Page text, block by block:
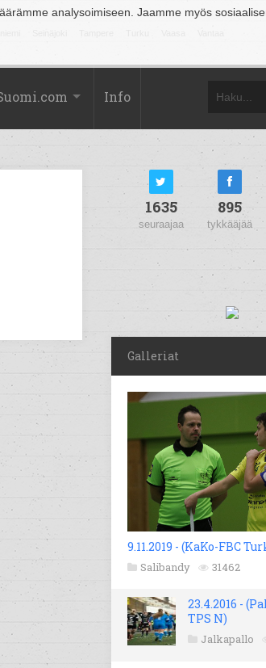
analysoimiseen. Jaamme myös
Info
1635
seuraajaa
895
tykkääjää
Galleriat
9.11.2019 - (KaKo-FBC
Salibandy 31462
23.4.2016 -
TPS N)
Jalkapallo